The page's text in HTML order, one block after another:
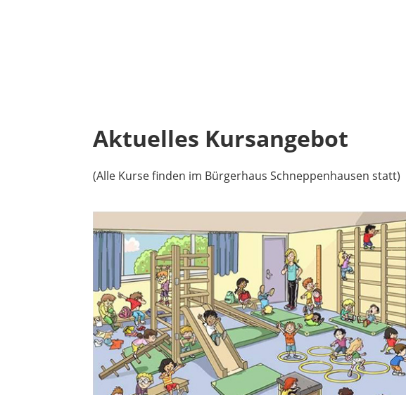
Aktuelles Kursangebot
(Alle Kurse finden im Bürgerhaus Schneppenhausen statt)